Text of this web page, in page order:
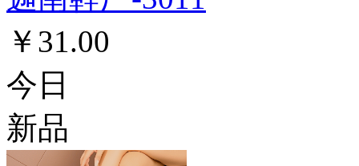
￥31.00
今日
新品